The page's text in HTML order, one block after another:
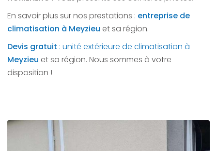
En savoir plus sur nos prestations : entreprise de
climatisation à Meyzieu et sa région.
Devis gratuit : unité extérieure de climatisation à
Meyzieu et sa région. Nous sommes à votre
disposition !